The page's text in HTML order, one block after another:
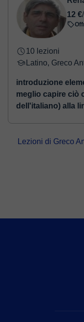
conferma della
12 €
10 lezioni
Latino, Greco
introduzione
meglio capire ciò
dell'italiano) alla
Università. Corsi
Lezioni di Greco